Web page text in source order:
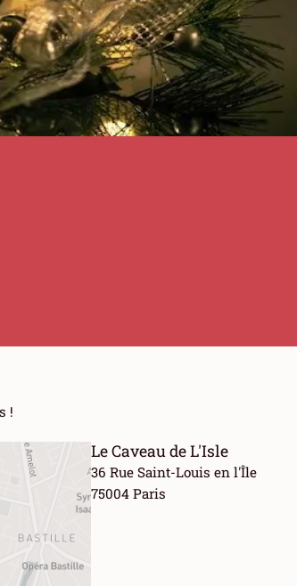
!
Le Caveau de L'Isle
36 Rue Saint-Louis en l'Île
75004 Paris